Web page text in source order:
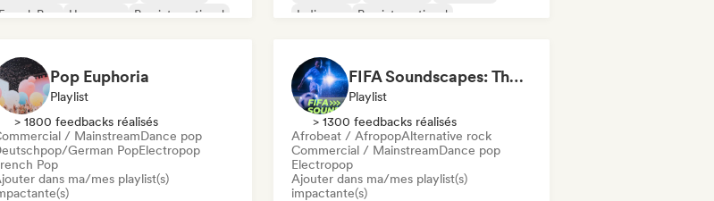
French Pop
Hyperpop
Pop international
Indie pop
Pop international
Pop Euphoria
Playlist
> 1800 feedbacks réalisés
/ MainstreamDance pop
German PopElectropop
Pop
dans ma/mes playlist(s)
FIFA Soundscapes: The Ultimate Soundtrack ⚽️ Festival Indie, Electropop & Dance Anthems
Playlist
> 1300 feedbacks réalisés
Afrobeat / AfropopAlternative rock
Commercial / MainstreamDance pop
Electropop
Ajouter dans ma/mes playlist(s)
impactante(s)